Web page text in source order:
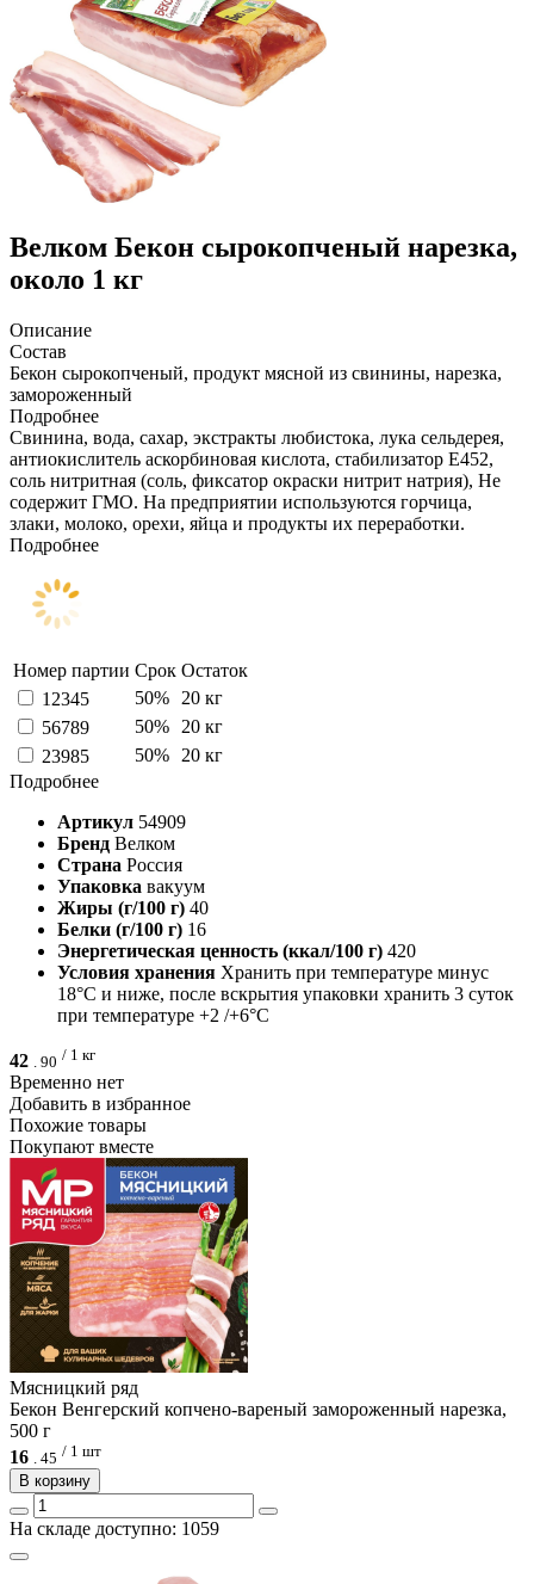
Велком Бекон сырокопченый нарезка,
около 1 кг
Описание
Состав
Бекон сырокопченый, продукт мясной из свинины, нарезка,
замороженный
Подробнее
Свинина, вода, сахар, экстракты любистока, лука сельдерея,
антиокислитель аскорбиновая кислота, стабилизатор Е452,
соль нитритная (соль, фиксатор окраски нитрит натрия), Не
содержит ГМО. На предприятии используются горчица,
злаки, молоко, орехи, яйца и продукты их переработки.
Подробнее
Номер партии Срок Остаток
12345
50%
20 кг
56789
50%
20 кг
23985
50%
20 кг
Подробнее
Артикул 54909
Бренд Велком
Страна Россия
Упаковка вакуум
Жиры (г/100 г) 40
Белки (г/100 г) 16
Энергетическая ценность (ккал/100 г) 420
Условия хранения Хранить при температуре минус
18°С и ниже, после вскрытия упаковки хранить 3 суток
при температуре +2 /+6°С
42 . 90 / 1 кг
Временно нет
Добавить в избранное
Похожие товары
Покупают вместе
Мясницкий ряд
Бекон Венгерский копчено-вареный замороженный нарезка,
500 г
16 . 45 / 1 шт
В корзину
На складе доступно: 1059